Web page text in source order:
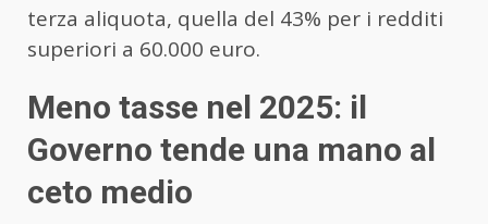
terza aliquota, quella del 43% per i redditi
superiori a 60.000 euro.
Meno tasse nel 2025: il
Governo tende una mano al
ceto medio